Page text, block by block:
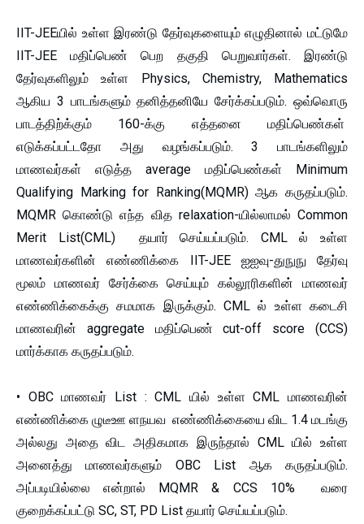
IIT-JEEயில் உள்ள இரண்டு தேர்வுகளையும் எழுதினால் மட்டுமே
IIT-JEE மதிப்பெண் பெற தகுதி பெறுவார்கள். இரண்டு
தேர்வுகளிலும் உள்ள Physics, Chemistry, Mathematics
ஆகிய 3 பாடங்களும் தனித்தனியே சேர்க்கப்படும். ஒவ்வொரு
பாடத்திற்க்கும் 160-க்கு எத்தனை மதிப்பெண்கள்
எடுக்கப்பட்டதோ அது வழங்கப்படும். 3 பாடங்களிலும்
மாணவர்கள் எடுத்த average மதிப்பெண்கள் Minimum
Qualifying Marking for Ranking(MQMR) ஆக கருதப்படும்.
MQMR கொண்டு எந்த வித relaxation-யில்லாமல் Common
Merit List(CML) தயார் செய்யப்படும். CML ல் உள்ள
மாணவர்களின் எண்ணிக்கை IIT-JEE ஐஐவு-துநுநு தேர்வு
மூலம் மாணவர் சேர்க்கை செய்யும் கல்லூரிகளின் மாணவர்
எண்ணிக்கைக்கு சமமாக இருக்கும். CML ல் உள்ள கடைசி
மாணவரின் aggregate மதிப்பெண் cut-off score (CCS)
மார்க்காக கருதப்படும்.
• OBC மாணவர் List : CML யில் உள்ள CML மாணவரின்
எண்ணிக்கை ழுடீஊ ளநயவ எண்ணிக்கையை விட 1.4 மடங்கு
அல்லது அதை விட அதிகமாக இருந்தால் CML யில் உள்ள
அனைத்து மாணவர்களும் OBC List ஆக கருதப்படும்.
அப்படியில்லை என்றால் MQMR & CCS 10% வரை
குறைக்கப்பட்டு SC, ST, PD List தயார் செய்யப்படும்.